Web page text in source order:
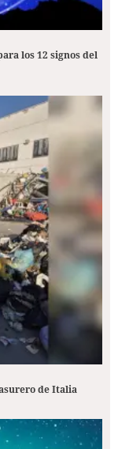
los 12 signos del
de Italia